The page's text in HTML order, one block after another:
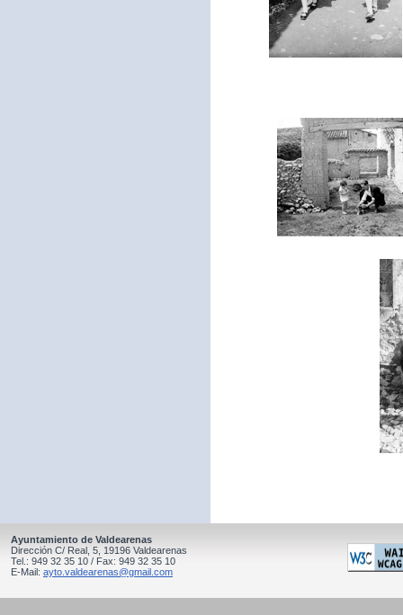
Ayuntamiento de Valdearenas
Dirección C/ Real, 5, 19196 Valdearenas
Tel.: 949 32 35 10 / Fax: 949 32 35 10
E-Mail: ayto.valdearenas@gmail.com